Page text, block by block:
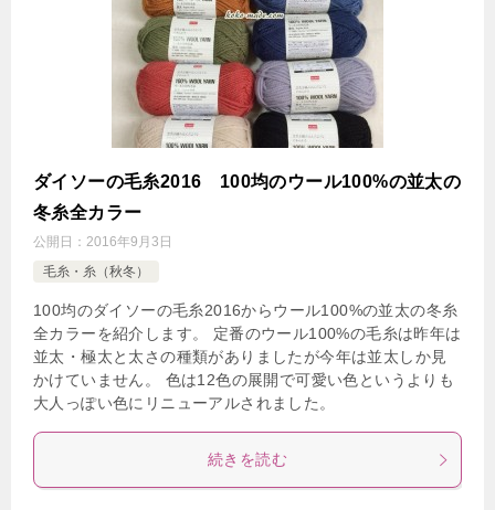
ダイソーの毛糸2016 100均のウール100%の並太の
冬糸全カラー
公開日： 2016年9月3日
毛糸・糸（秋冬）
100均のダイソーの毛糸2016からウール100%の並太の冬糸
全カラーを紹介します。 定番のウール100%の毛糸は昨年は
並太・極太と太さの種類がありましたが今年は並太しか見
かけていません。 色は12色の展開で可愛い色というよりも
大人っぽい色にリニューアルされました。
続きを読む